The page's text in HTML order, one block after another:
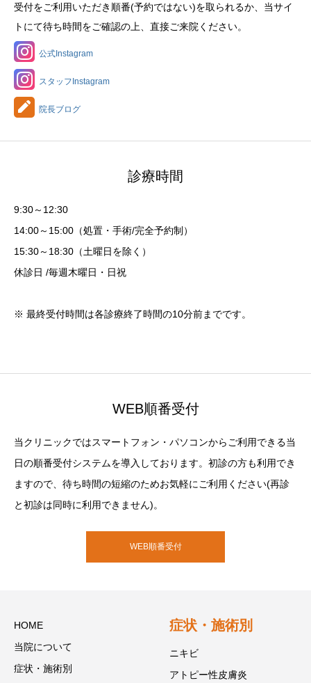
受付をご利用いただき順番(予約ではない)を取られるか、当サイ
トにて待ち時間をご確認の上、直接ご来院ください。
公式Instagram
スタッフInstagram
院長ブログ
診療時間
9:30～12:30
14:00～15:00（処置・手術/完全予約制）
15:30～18:30（土曜日を除く）
休診日 /毎週木曜日・日祝
※ 最終受付時間は各診療終了時間の10分前までです。
WEB順番受付
当クリニックではスマートフォン・パソコンからご利用できる当
日の順番受付システムを導入しております。初診の方も利用でき
ますので、待ち時間の短縮のためお気軽にご利用ください(再診
と初診は同時に利用できません)。
WEB順番受付
HOME
当院について
症状・施術別
症状・施術別
ニキビ
アトピー性皮膚炎